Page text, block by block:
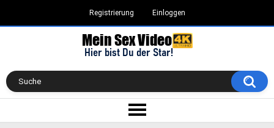
Registrierung Einloggen